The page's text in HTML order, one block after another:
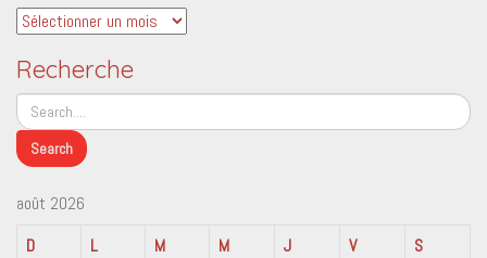
Archives
Recherche
août 2026
D
L M M J V
S